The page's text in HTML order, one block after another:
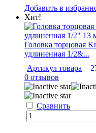
Добавить в
Хит!
Головка торцовая
удлиненная 1/2&...
Артикул товара
0 отзывов
Сравнить